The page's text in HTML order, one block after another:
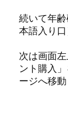
続いて年
本語入り口
次は画面
ント購入
ージへ移動